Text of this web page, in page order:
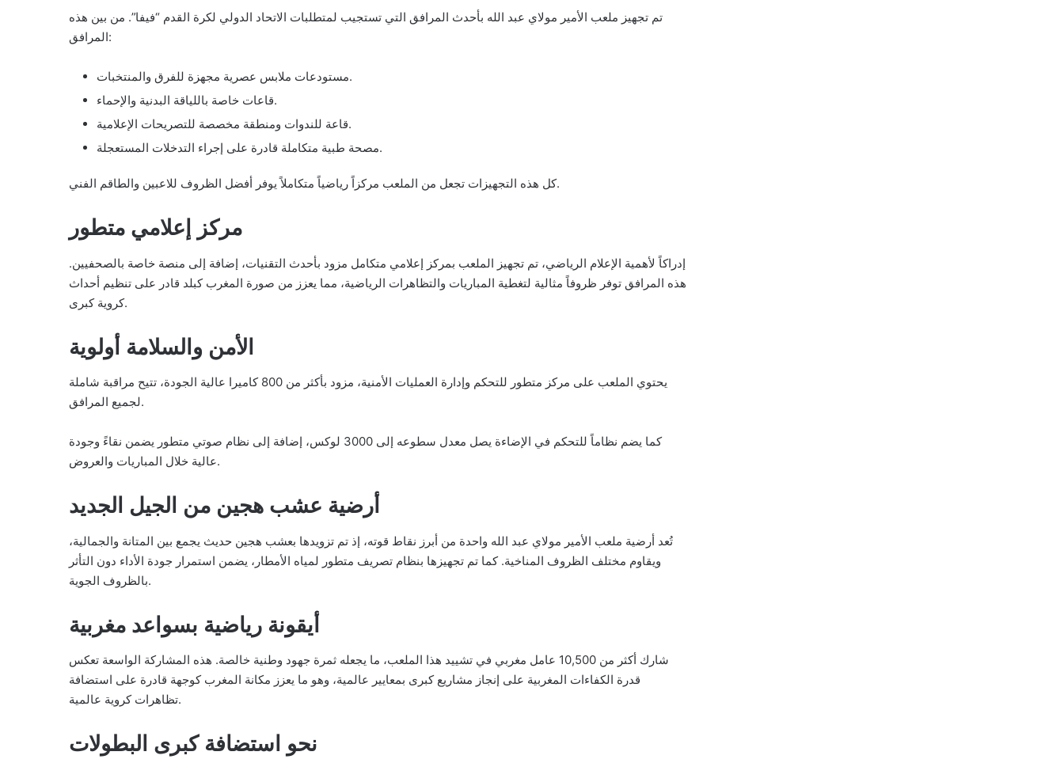
تم تجهيز ملعب الأمير مولاي عبد الله بأحدث المرافق التي تستجيب لمتطلبات الاتحاد الدولي لكرة القدم “فيفا”. من بين هذه
المرافق:
مستودعات ملابس عصرية مجهزة للفرق والمنتخبات.
قاعات خاصة باللياقة البدنية والإحماء.
قاعة للندوات ومنطقة مخصصة للتصريحات الإعلامية.
مصحة طبية متكاملة قادرة على إجراء التدخلات المستعجلة.
كل هذه التجهيزات تجعل من الملعب مركزاً رياضياً متكاملاً يوفر أفضل الظروف للاعبين والطاقم الفني.
مركز إعلامي متطور
إدراكاً لأهمية الإعلام الرياضي، تم تجهيز الملعب بمركز إعلامي متكامل مزود بأحدث التقنيات، إضافة إلى منصة خاصة بالصحفيين.
هذه المرافق توفر ظروفاً مثالية لتغطية المباريات والتظاهرات الرياضية، مما يعزز من صورة المغرب كبلد قادر على تنظيم أحداث
كروية كبرى.
الأمن والسلامة أولوية
يحتوي الملعب على مركز متطور للتحكم وإدارة العمليات الأمنية، مزود بأكثر من 800 كاميرا عالية الجودة، تتيح مراقبة شاملة
لجميع المرافق.
كما يضم نظاماً للتحكم في الإضاءة يصل معدل سطوعه إلى 3000 لوكس، إضافة إلى نظام صوتي متطور يضمن نقاءً وجودة
عالية خلال المباريات والعروض.
أرضية عشب هجين من الجيل الجديد
تُعد أرضية ملعب الأمير مولاي عبد الله واحدة من أبرز نقاط قوته، إذ تم تزويدها بعشب هجين حديث يجمع بين المتانة والجمالية،
ويقاوم مختلف الظروف المناخية. كما تم تجهيزها بنظام تصريف متطور لمياه الأمطار، يضمن استمرار جودة الأداء دون التأثر
بالظروف الجوية.
أيقونة رياضية بسواعد مغربية
شارك أكثر من 10,500 عامل مغربي في تشييد هذا الملعب، ما يجعله ثمرة جهود وطنية خالصة. هذه المشاركة الواسعة تعكس
قدرة الكفاءات المغربية على إنجاز مشاريع كبرى بمعايير عالمية، وهو ما يعزز مكانة المغرب كوجهة قادرة على استضافة
تظاهرات كروية عالمية.
نحو استضافة كبرى البطولات